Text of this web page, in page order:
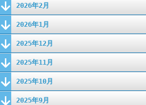
2026年2月
2026年1月
2025年12月
2025年11月
2025年10月
2025年9月